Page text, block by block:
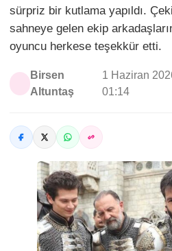
sürpriz bir kutlama yapıldı.
sahneye gelen ekip
oyuncu herkese teşekkür etti.
Birsen
Altuntaş
1 Haziran
01:14